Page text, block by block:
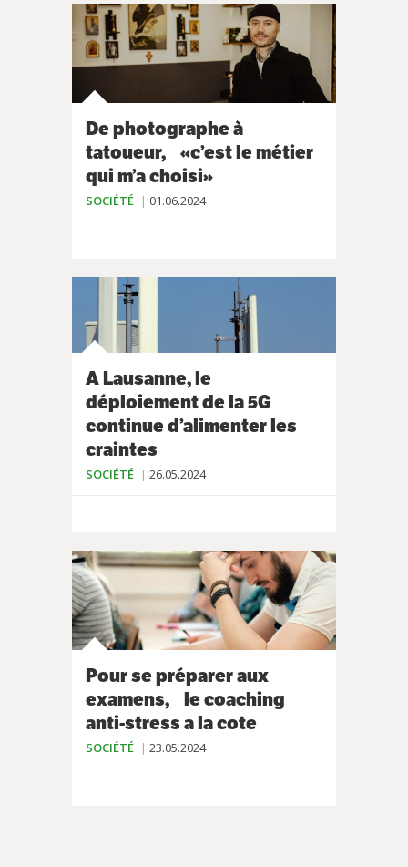
De photographe à
tatoueur, «c’est le métier
qui m’a choisi»
SOCIÉTÉ 01.06.2024
A Lausanne, le
déploiement de la 5G
continue d’alimenter les
craintes
SOCIÉTÉ 26.05.2024
Pour se préparer aux
examens, le coaching
anti-stress a la cote
SOCIÉTÉ 23.05.2024